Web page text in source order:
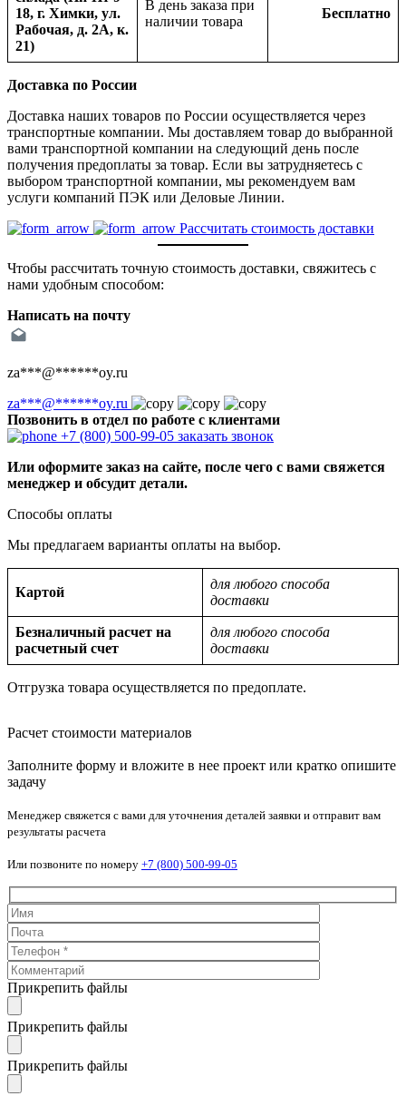
18, г. Химки, ул.
Рабочая, д. 2А, к.
21)
В день заказа при
наличии товара
Бесплатно
Доставка по России
Доставка наших товаров по России осуществляется через
транспортные компании. Мы доставляем товар до выбранной
вами транспортной компании на следующий день после
получения предоплаты за товар. Если вы затрудняетесь с
выбором транспортной компании, мы рекомендуем вам
услуги компаний ПЭК или Деловые Линии.
Рассчитать стоимость доставки
Чтобы рассчитать точную стоимость доставки, свяжитесь с
нами удобным способом:
Написать на почту
za***@******oy.ru
za***@******oy.ru
Позвонить в отдел по работе с клиентами
+7 (800) 500-99-05 заказать звонок
Или оформите заказ на сайте, после чего с вами свяжется
менеджер и обсудит детали.
Способы оплаты
Мы предлагаем варианты оплаты на выбор.
Картой
для любого способа
доставки
Безналичный расчет на
расчетный счет
для любого способа
доставки
Отгрузка товара осуществляется по предоплате.
Расчет стоимости материалов
Заполните форму и вложите в нее проект или кратко опишите
задачу
Менеджер свяжется с вами для уточнения деталей заявки и отправит вам
результаты расчета
Или позвоните по номеру +7 (800) 500-99-05
Прикрепить файлы
Прикрепить файлы
Прикрепить файлы